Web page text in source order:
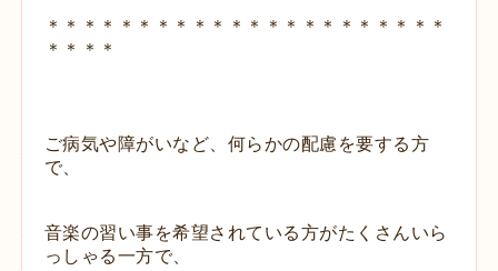
＊＊＊＊＊＊＊＊＊＊＊＊＊＊＊＊＊＊＊＊＊＊
＊＊＊＊
ご病気や障がいなど、何らかの配慮を要する方
で、
音楽の習い事を希望されている方がたくさんいら
っしゃる一方で、